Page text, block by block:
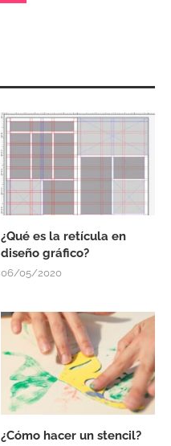
¿Qué es la retícula en
diseño gráfico?
06/05/2020
¿Cómo hacer un stencil?